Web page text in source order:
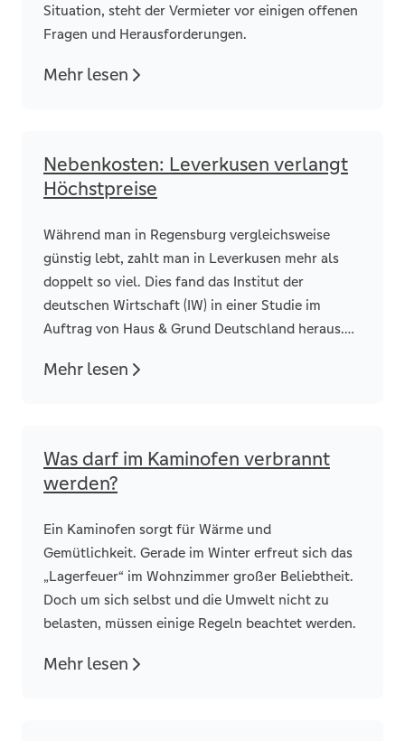
Situation, steht der Vermieter vor einigen offenen
Fragen und Herausforderungen.
Mehr lesen
Nebenkosten: Leverkusen verlangt
Höchstpreise
Während man in Regensburg vergleichsweise
günstig lebt, zahlt man in Leverkusen mehr als
doppelt so viel. Dies fand das Institut der
deutschen Wirtschaft (IW) in einer Studie im
Auftrag von Haus & Grund Deutschland heraus.
Nebenkosten der 100 größten Städte (nach
Mehr lesen
Was darf im Kaminofen verbrannt
werden?
Ein Kaminofen sorgt für Wärme und
Gemütlichkeit. Gerade im Winter erfreut sich das
„Lagerfeuer“ im Wohnzimmer großer Beliebtheit.
Doch um sich selbst und die Umwelt nicht zu
belasten, müssen einige Regeln beachtet werden.
Mehr lesen